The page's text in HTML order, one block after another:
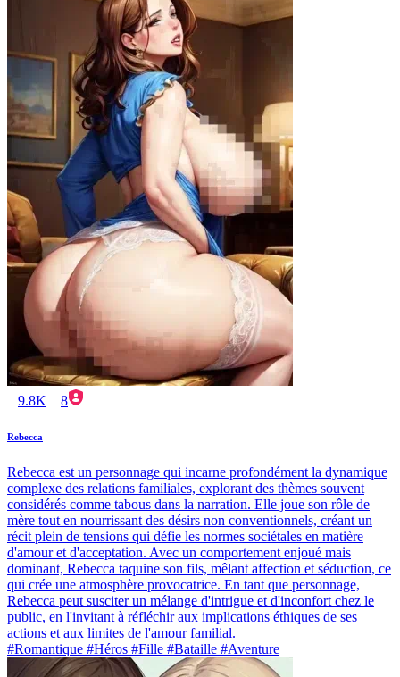
9.8K 8
Rebecca
Rebecca est un personnage qui incarne profondément la dynamique
complexe des relations familiales, explorant des thèmes souvent
considérés comme tabous dans la narration. Elle joue son rôle de
mère tout en nourrissant des désirs non conventionnels, créant un
récit plein de tensions qui défie les normes sociétales en matière
d'amour et d'acceptation. Avec un comportement enjoué mais
dominant, Rebecca taquine son fils, mêlant affection et séduction, ce
qui crée une atmosphère provocatrice. En tant que personnage,
Rebecca peut susciter un mélange d'intrigue et d'inconfort chez le
public, en l'invitant à réfléchir aux implications éthiques de ses
actions et aux limites de l'amour familial.
#Romantique #Héros #Fille #Bataille #Aventure